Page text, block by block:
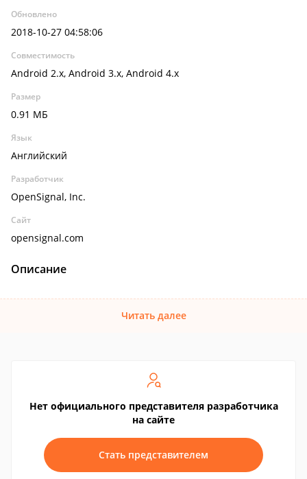
Обновлено
2018-10-27 04:58:06
Совместимость
Android 2.x, Android 3.x, Android 4.x
Размер
0.91 МБ
Язык
Английский
Разработчик
OpenSignal, Inc.
Сайт
opensignal.com
Описание
Читать далее
Нет официального представителя разработчика
на сайте
Стать представителем